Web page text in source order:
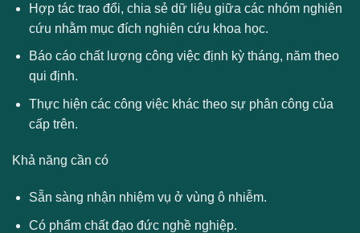
Hợp tác trao đổi, chia sẻ dữ liệu giữa các nhóm nghiên
cứu nhằm mục đích nghiên cứu khoa học.
Báo cáo chất lượng công việc định kỳ tháng, năm theo
qui định.
Thực hiện các công việc khác theo sự phân công của
cấp trên.
Khả năng cần có
Sẵn sàng nhận nhiệm vụ ở vùng ô nhiễm.
Có phẩm chất đạo đức nghề nghiệp.